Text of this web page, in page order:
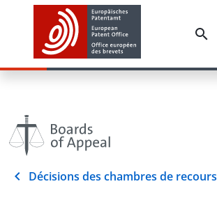
Décisions des chambres de recours